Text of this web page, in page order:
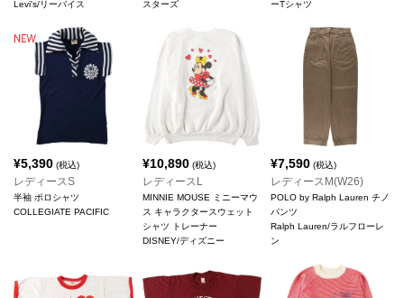
Levi's/リーバイス
スターズ
ーTシャツ
¥5,390 (税込)
レディースS
半袖 ポロシャツ
COLLEGIATE PACIFIC
¥10,890(税込)
レディースL
MINNIE MOUSE ミニーマウ
ス キャラクタースウェット
シャツ トレーナー
DISNEY/ディズニー
¥7,590 (税込)
レディースM(W26)
POLO by Ralph Lauren チノ
パンツ
Ralph Lauren/ラルフローレ
ン